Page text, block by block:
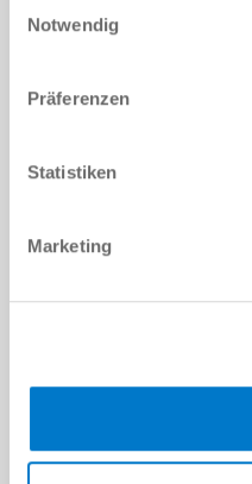
Notwendig
Präferenzen
Statistiken
Marketing
diese.
DOWNLOADS
PDF-